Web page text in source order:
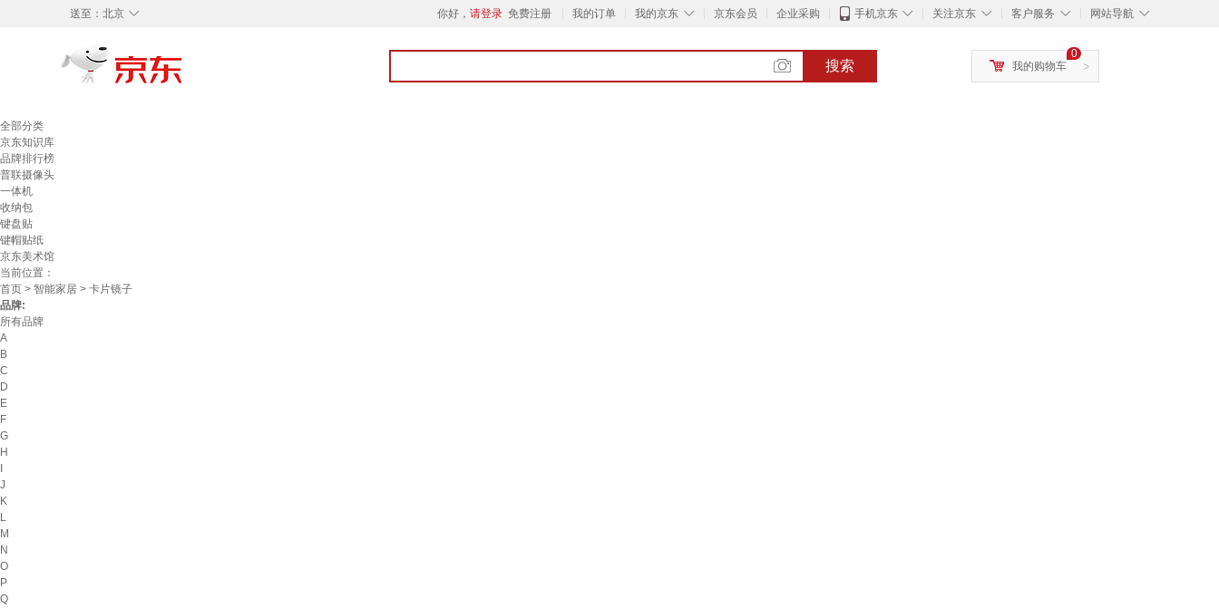
◇
送至： 北京 你好， 请登录 免费注册 我的订单 ◇
我的京东 京东会员 企业采购 ◇
手机京东 ◇
关注京东 ◇
客户服务 ◇
网站导航
搜索 >
0
我的购物车
全部分类
京东知识库
品牌排行榜
普联摄像头
一体机
收纳包
键盘贴
键帽贴纸
京东美术馆
当前位置：
首页 > 智能家居 > 卡片镜子
品牌:
所有品牌
A
B
C
D
E
F
G
H
J
K
L
M
N
O
P
Q